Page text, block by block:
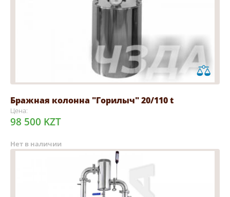
Бражная колонна "Горилыч" 20/110 t
Цена:
98 500 KZT
Нет в наличии